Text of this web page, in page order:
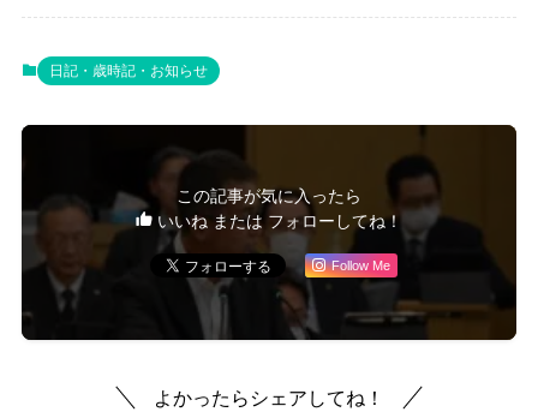
日記・歳時記・お知らせ
この記事が気に入ったら
いいね または フォローしてね！
Follow Me
よかったらシェアしてね！